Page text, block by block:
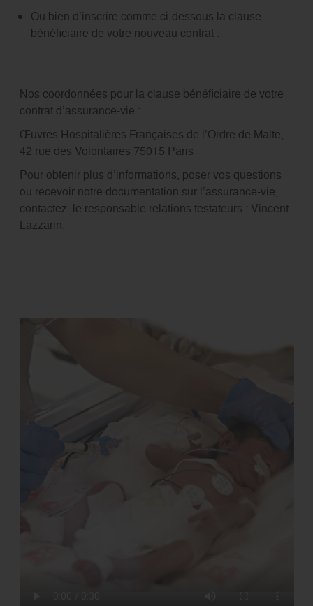
Ou bien d’inscrire comme ci-dessous la clause
bénéficiaire de votre nouveau contrat :
Nos coordonnées pour la clause bénéficiaire de votre
contrat d’assurance-vie :
Œuvres Hospitalières Françaises de l’Ordre de Malte,
42 rue des Volontaires 75015 Paris
Pour obtenir plus d’informations, poser vos questions
ou recevoir notre documentation sur l’assurance-vie,
contactez le responsable relations testateurs : Vincent
Lazzarin.